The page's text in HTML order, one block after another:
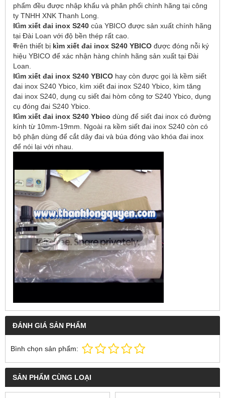
phẩm đều được nhập khẩu và phân phối chính hãng tại công
ty TNHH XNK Thanh Long.
Kìm xiết đai inox S240 của YBICO được sản xuất chính hãng
tại Đài Loan với độ bền thép rất cao.
Trên thiết bị kìm xiết đai inox S240 YBICO được đóng nỗi ký
hiệu YBICO để xác nhận hàng chính hãng sản xuất tại Đài
Loan.
Kìm xiết đai inox S240 YBICO hay còn được gọi là kềm siết
đai inox S240 Ybico, kìm xiết đai inox S240 Ybico, kìm tăng
đai inox S240, dụng cụ siết đai hòm công tơ S240 Ybico, dụng
cụ đóng đai S240 Ybico.
Kìm xiết đai inox S240 Ybico dùng để siết đai inox có đường
kính từ 10mm-19mm. Ngoài ra kềm siết đai inox S240 còn có
bộ phận dùng để cắt dây đai và búa đóng vào khóa đai inox
để nói lại với nhau.
ĐÁNH GIÁ SẢN PHẨM
Bình chọn sản phẩm:
SẢN PHẨM CÙNG LOẠI